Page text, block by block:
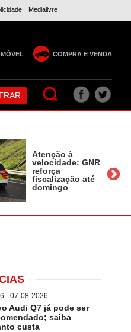
COMPRA E VENDA
Atenção à
velocidade: GNR
reforça
fiscalização até
domingo
- 07-08-2026
Audi Q7 já pode ser
saiba
custa